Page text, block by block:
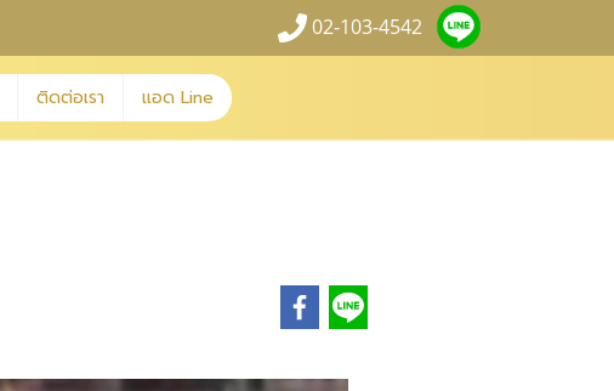
02-103-4542
ติดต่อเรา แอด Line